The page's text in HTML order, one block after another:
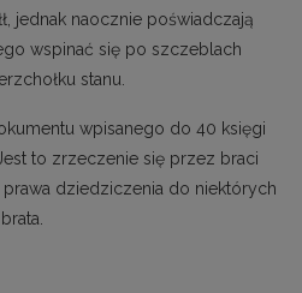
jednak naocznie poświadczają
wspinać się po szczeblach
stanu.
wpisanego do 40 księgi
to zrzeczenie się przez braci
prawa dziedziczenia do niektórych